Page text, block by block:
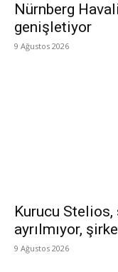
Nürnberg
genişletiyor
9 Ağustos 2026
Kurucu Stelios,
ayrılmıyor,
9 Ağustos 2026